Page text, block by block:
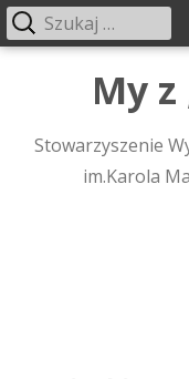
My
Stowarzyszenie
im.Karola
Menu
główne